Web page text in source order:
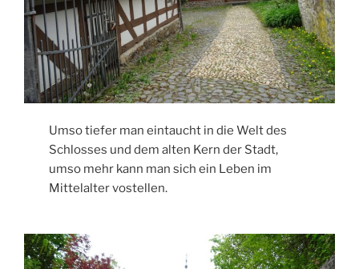
Umso tiefer man eintaucht in die Welt des
Schlosses und dem alten Kern der Stadt,
umso mehr kann man sich ein Leben im
Mittelalter vostellen.